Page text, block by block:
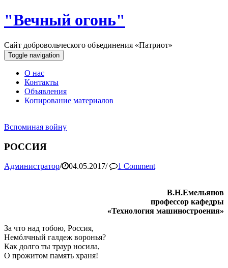
"Вечный огонь"
Сайт добровольческого объединения «Патриот»
Toggle navigation
О нас
Контакты
Объявления
Копирование материалов
Вспоминая войну
РОССИЯ
Администратор/ 04.05.2017/ 1 Comment
В.Н.Емельянов
профессор кафедры
«Технология машиностроения»
За что над тобою, Россия,
Немóлчный галдеж воронья?
Как долго ты траур носила,
О прожитом память храня!